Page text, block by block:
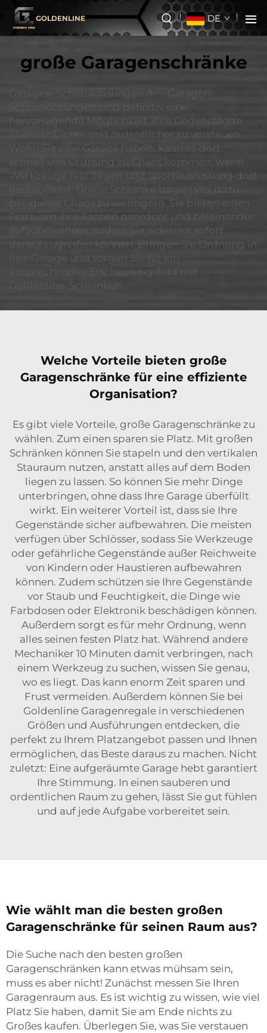
GOLDENLINE DE
große Garagenschränke
Garagen-Schranklösungen A~~ Garagen-
Schranklösungen sind definitiv eine
hervorragende Möglichkeit, Ihre Gegenstände
übersichtlicher und ordentlicher zu verstauen.
Wenn Sie eine Garage haben, kann es dort
schnell von Ordnung zu Chaos kommen, wenn
Werkzeuge hier liegen und Sportausrüstung dort
gestapelt ist. Große Schränke tragen viel dazu
bei, dieses Chaos zu verringern. Sie bieten einen
Platz, um Ihre Sachen geordnet und beieinander
aufzubewahren, sodass Sie jederzeit sofort
darauf zugreifen können. Bringen Sie Ordnung in
Ihre Garage und sorgen Sie für ein
ansprechendes Erscheinungsbild mit
Goldenline-Schränken.
Welche Vorteile bieten große
Garagenschränke für eine effiziente
Organisation?
Es gibt viele Vorteile, große Garagenschränke zu
wählen. Zum einen sparen sie Platz. Mit großen
Schränken können Sie stapeln und den vertikalen
Stauraum nutzen, anstatt alles auf dem Boden
liegen zu lassen. So können Sie mehr Dinge
unterbringen, ohne dass Ihre Garage überfüllt
wirkt. Ein weiterer Vorteil ist, dass sie Ihre
Gegenstände sicher aufbewahren. Die meisten
verfügen über Schlösser, sodass Sie Werkzeuge
oder gefährliche Gegenstände außer Reichweite
von Kindern oder Haustieren aufbewahren
können. Zudem schützen sie Ihre Gegenstände
vor Staub und Feuchtigkeit, die Dinge wie
Farbdosen oder Elektronik beschädigen können.
Außerdem sorgt es für mehr Ordnung, wenn
alles seinen festen Platz hat. Während andere
Mechaniker 10 Minuten damit verbringen, nach
einem Werkzeug zu suchen, wissen Sie genau,
wo es liegt. Das kann enorm Zeit sparen und
Frust vermeiden. Außerdem können Sie bei
Goldenline Garagenregale in verschiedenen
Größen und Ausführungen entdecken, die
perfekt zu Ihrem Platzangebot passen und Ihnen
ermöglichen, das Beste daraus zu machen. Nicht
zuletzt: Eine aufgeräumte Garage hebt garantiert
Ihre Stimmung. In einen sauberen und
ordentlichen Raum zu gehen, lässt Sie gut fühlen
und auf jede Aufgabe vorbereitet sein.
Wie wählt man die besten großen
Garagenschränke für seinen Raum aus?
Die Suche nach den besten großen
Garagenschränken kann etwas mühsam sein,
muss es aber nicht! Zunächst messen Sie Ihren
Garagenraum aus. Es ist wichtig zu wissen, wie viel
Platz Sie haben, damit Sie am Ende nichts zu
Großes kaufen. Überlegen Sie, was Sie verstauen